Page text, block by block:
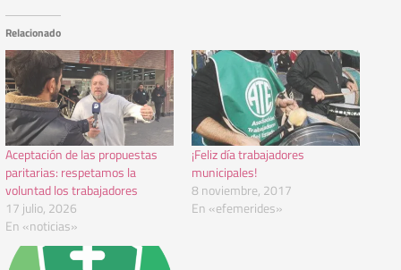
Relacionado
Aceptación de las propuestas
paritarias: respetamos la
voluntad los trabajadores
17 julio, 2026
En «noticias»
¡Feliz día trabajadores
municipales!
8 noviembre, 2017
En «efemerides»